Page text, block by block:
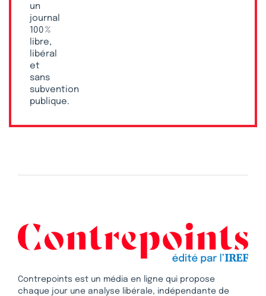
un
journal
100 %
libre,
libéral
et
sans
subvention
publique.
Contrepoints est un média en ligne qui propose
chaque jour une analyse libérale, indépendante de